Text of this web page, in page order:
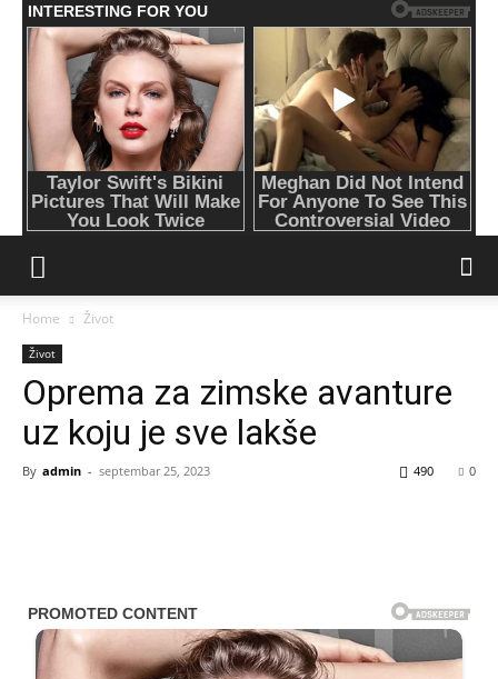
Home Život
Život
Oprema za zimske avanture
uz koju je sve lakše
By admin - septembar 25, 2023 0
490